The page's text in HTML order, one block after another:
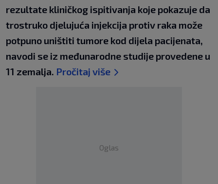
rezultate kliničkog ispitivanja koje pokazuje da
trostruko djelujuća injekcija protiv raka može
potpuno uništiti tumore kod dijela pacijenata,
navodi se iz međunarodne studije provedene u
11 zemalja. Pročitaj više
Oglas